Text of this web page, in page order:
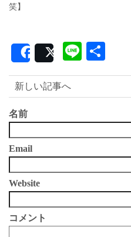
笑】
SharePost Line
有
新しい記事へ
名前
Email
Website
コメント